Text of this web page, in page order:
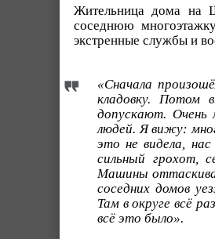
Жительница дома на
соседнюю
экстренные службы и
«Сначала
кладовку.
допускают.
людей. Я вижу:
это не видела,
сильный грохот,
Машины
соседних домов
Там в округе всё
всё это было».